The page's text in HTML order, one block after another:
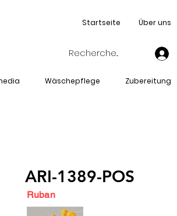
Startseite Über uns
Wäschepflege Zubereitung
ARI-1389-POS
Ruban